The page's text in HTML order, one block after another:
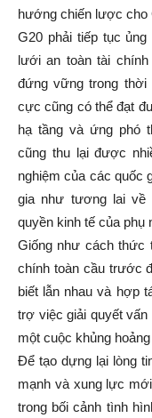
hướng chiến lược cho
G20 phải tiếp tục
lưới an toàn tài
đứng vững trong thời
cực cũng có thể đạt
hạ tầng và ứng phó
cũng thu lại được
nghiệm của các quốc
gia như tương lai về
quyền kinh tế của phụ
Giống như cách thức
chính toàn cầu trước
biết lẫn nhau và hợp
trợ việc giải quyết
một cuộc khủng
Để tạo dựng lại lòng
mạnh và xung lực
trong bối cảnh tình